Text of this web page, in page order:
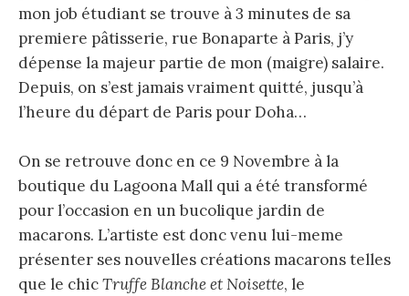
mon job étudiant se trouve à 3 minutes de sa
premiere pâtisserie, rue Bonaparte à Paris, j’y
dépense la majeur partie de mon (maigre) salaire.
Depuis, on s’est jamais vraiment quitté, jusqu’à
l’heure du départ de Paris pour Doha…
On se retrouve donc en ce 9 Novembre à la
boutique du Lagoona Mall qui a été transformé
pour l’occasion en un bucolique jardin de
macarons. L’artiste est donc venu lui-meme
présenter ses nouvelles créations macarons telles
que le chicTruffe Blanche et Noisette, le